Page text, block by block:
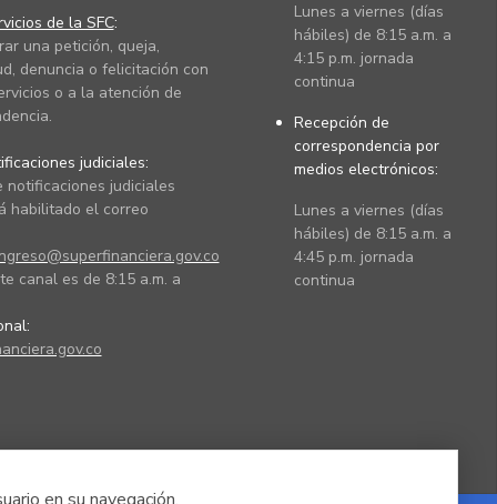
de la SFC:
una petición, queja,
denuncia o felicitación con
o a la atención de
judiciales:
notificaciones judiciales
habilitado el correo
canal es de 8:15 a.m. a
Lunes a viernes (días
hábiles) de 8:15 a.m. a
4:15 p.m. jornada
continua
Recepción de
correspondencia por
medios electrónicos:
Lunes a viernes (días
hábiles) de 8:15 a.m. a
4:45 p.m. jornada
continua